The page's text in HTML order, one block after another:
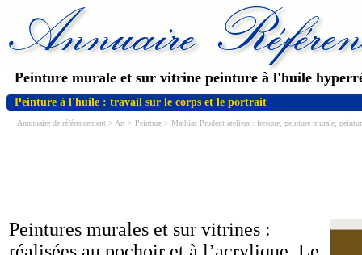
Peinture murale et sur vitrine peinture à l'huile
Peinture à l'huile : travail sur le corps et le portrait
Annnuaire de référencement > Art > Peinture > Mathias Prudent ateliers : fresque, peinture murale,
Peintures murales et sur vitrines :